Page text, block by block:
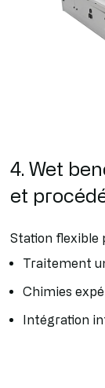
4. Wet
et
Station flexible
Traitement
Chimies
Intégration